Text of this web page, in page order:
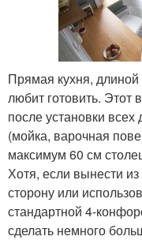
Прямая кухня, длиной
любит готовить. Этот
после установки
(мойка, варочная
максимум 60 см
Хотя, если вынести
сторону или
стандартной 4-
сделать немного